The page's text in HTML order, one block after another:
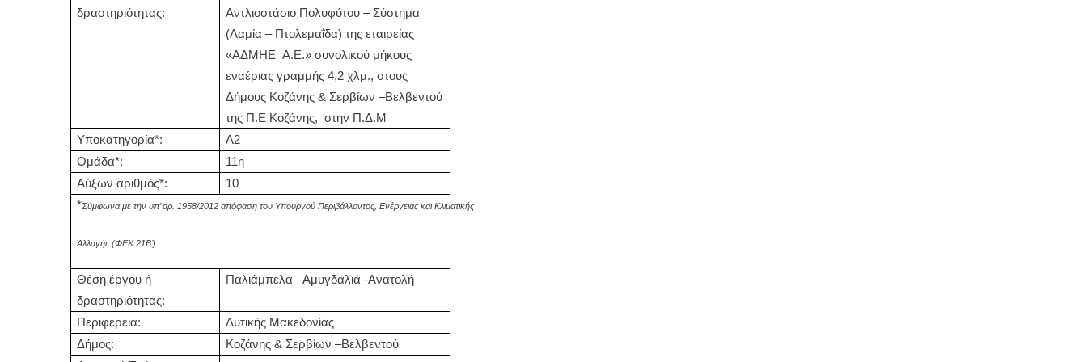
δραστηριότητας:
Αντλιοστάσιο Πολυφύτου – Σύστημα
(Λαμία – Πτολεμαΐδα) της εταιρείας
«ΑΔΜΗΕ Α.Ε.» συνολικού μήκους
εναέριας γραμμής 4,2 χλμ., στους
Δήμους Κοζάνης & Σερβίων –Βελβεντού
της Π.Ε Κοζάνης, στην Π.Δ.Μ
Υποκατηγορία*:
Α2
Ομάδα*:
11η
Αύξων αριθμός*:
10
*Σύμφωνα με την υπ’ αρ. 1958/2012 απόφαση του Υπουργού Περιβάλλοντος, Ενέργειας και Κλιματικής
Αλλαγής (ΦΕΚ 21Β’).
Θέση έργου ή
δραστηριότητας:
Παλιάμπελα –Αμυγδαλιά -Ανατολή
Περιφέρεια:
Δυτικής Μακεδονίας
Δήμος:
Κοζάνης & Σερβίων –Βελβεντού